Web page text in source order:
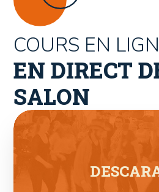
COURS EN
EN DIRECT
SALON